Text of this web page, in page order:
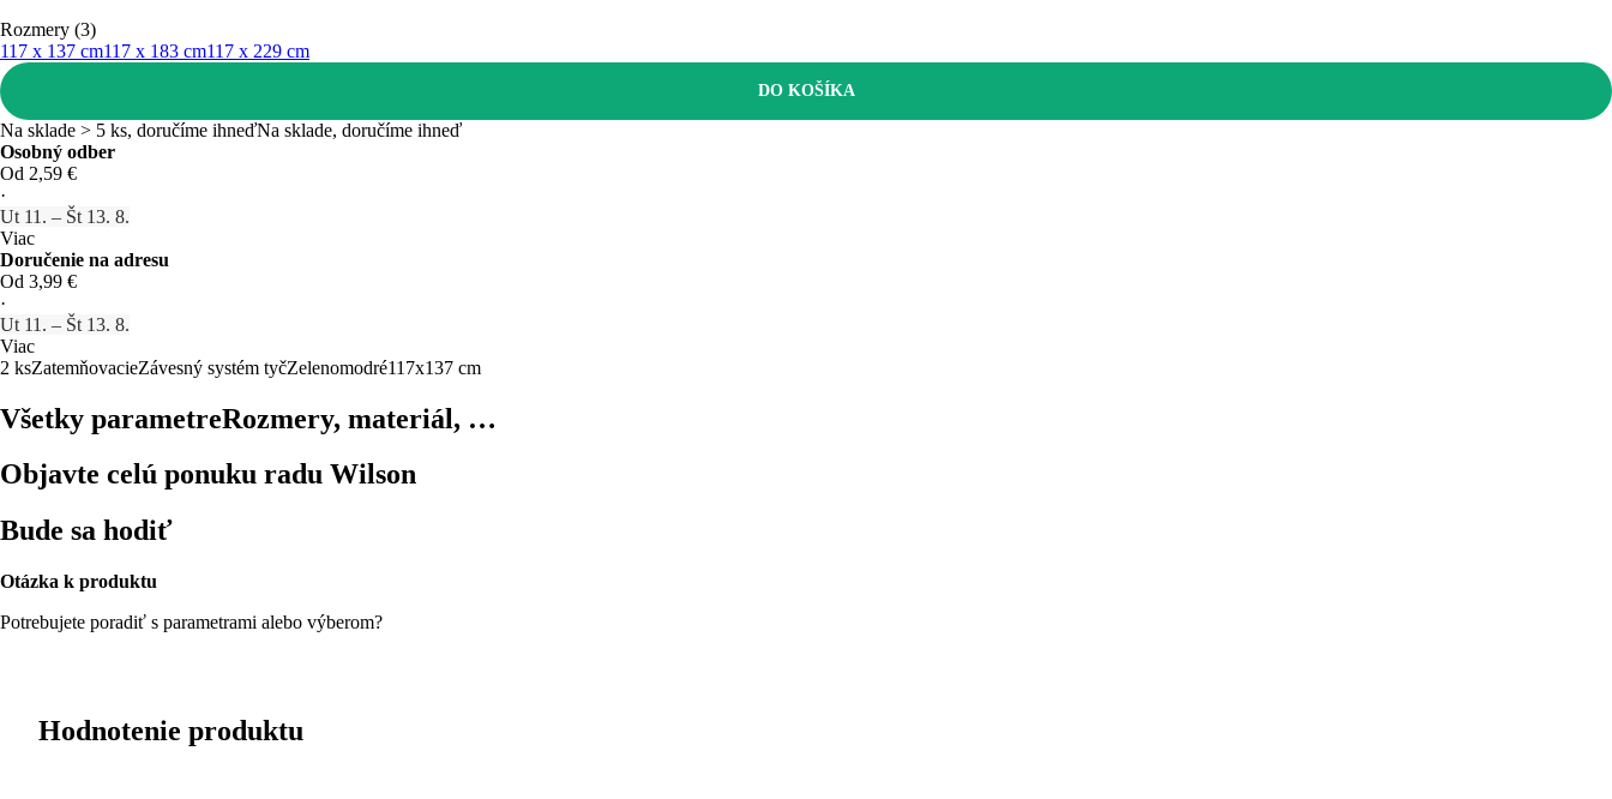
Rozmery (3)
117 x 137 cm117 x 183 cm117 x 229 cm
DO KOŠÍKA
Na sklade > 5 ks, doručíme ihneďNa sklade, doručíme ihneď
Osobný odber
Od 2,59 €
·
Ut 11. – Št 13. 8.
Viac
Doručenie na adresu
Od 3,99 €
·
Ut 11. – Št 13. 8.
Viac
2 ksZatemňovacieZávesný systém tyčZelenomodré117x137 cm
Všetky parametreRozmery, materiál, …
Objavte celú ponuku radu Wilson
Bude sa hodiť
Otázka k produktu
Potrebujete poradiť s parametrami alebo výberom?
Hodnotenie produktu